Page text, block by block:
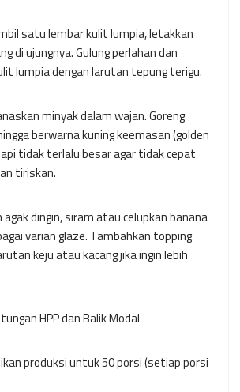
satu lembar kulit lumpia, letakkan
di ujungnya. Gulung perlahan dan
lumpia dengan larutan tepung terigu.
minyak dalam wajan. Goreng
berwarna kuning keemasan (golden
tidak terlalu besar agar tidak cepat
tiriskan.
agak dingin, siram atau celupkan banana
varian glaze. Tambahkan topping
keju atau kacang jika ingin lebih
HPP dan Balik Modal
produksi untuk 50 porsi (setiap porsi